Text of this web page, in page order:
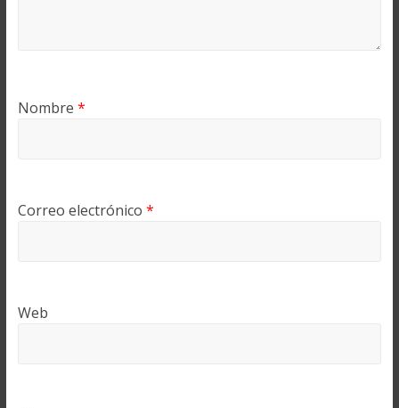
Nombre *
Correo electrónico *
Web